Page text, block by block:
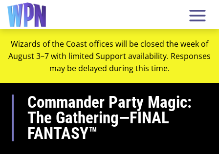
Wizards of the Coast offices will be closed the week of
August 3–7 with limited Support availability. Responses
may be delayed during this time.
Commander Party Magic:
The Gathering—FINAL
FANTASY™